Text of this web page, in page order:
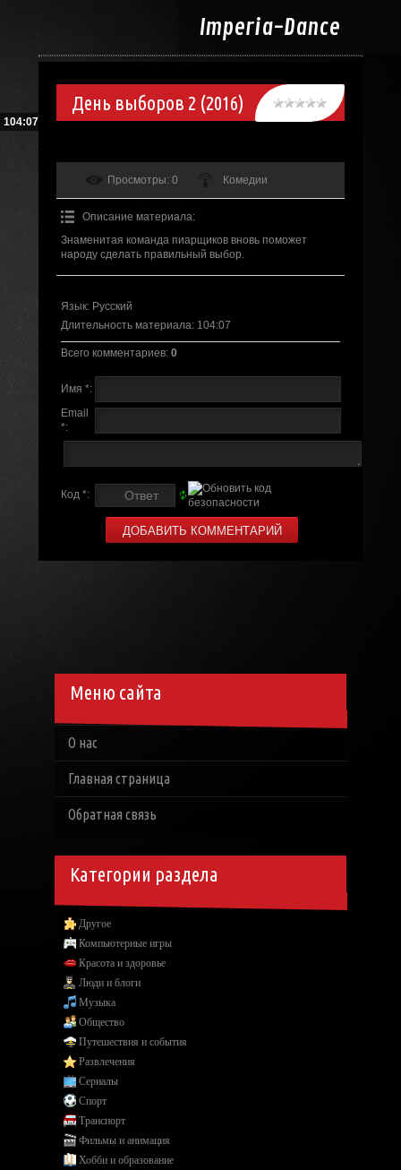
Imperia-Dance
День выборов 2 (2016)
104:07
Просмотры: 0 Комедии
Описание материала:
Знаменитая команда пиарщиков вновь поможет
народу сделать правильный выбор.
Язык: Русский
Длительность материала: 104:07
Всего комментариев: 0
Имя *:
Email
*:
Код *:
Меню сайта
О нас
Главная страница
Обратная связь
Категории раздела
Другое
Компьютерные игры
Красота и здоровье
Люди и блоги
Музыка
Общество
Путешествия и события
Развлечения
Сериалы
Спорт
Транспорт
Фильмы и анимация
Хобби и образование